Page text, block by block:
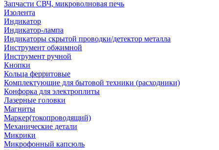
Запчасти СВЧ, микроволновая печь
Изолента
Индикатор
Индикатор-лампа
Индикаторы скрытой проводки/детектор металла
Инструмент обжимной
Инструмент ручной
Кнопки
Кольца ферритовые
Комплектующие для бытовой техники (расходники)
Конфорка для электроплиты
Лазерные головки
Магниты
Маркер(токопроводящий)
Механические детали
Микрики
Микрофонный капсюль